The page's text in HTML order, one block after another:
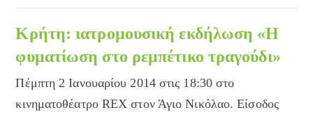
Ελληνικού:
Άλλη
μια
δολοφονία
πολίτη
Κρήτη: ιατρομουσική εκδήλωση «Η
φυματίωση στο ρεμπέτικο τραγούδι»
Πέμπτη 2 Ιανουαρίου 2014 στις 18:30 στο
κινηματοθέατρο REX στον Άγιο Νικόλαο. Είσοδος